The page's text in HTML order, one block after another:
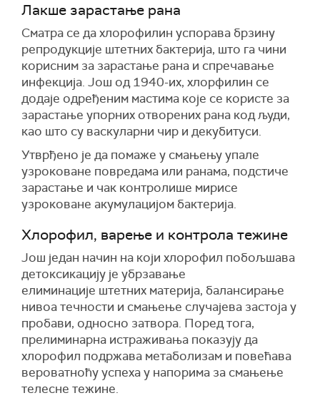
Лакше зарастање рана
Сматра се да хлорофилин успорава брзину
репродукције штетних бактерија, што га чини
корисним за зарастање рана и спречавање
инфекција. Још од 1940-их, хлорфилин се
додаје одређеним мастима које се користе за
зарастање упорних отворених рана код људи,
као што су васкуларни чир и декубитуси.
Утврђено је да помаже у смањењу упале
узроковане повредама или ранама, подстиче
зарастање и чак контролише мирисе
узроковане акумулацијом бактерија.
Хлорофил, варење и контрола тежине
Још један начин на који хлорофил побољшава
детоксикацију је убрзавање
елиминације штетних материја, балансирање
нивоа течности и смањење случајева застоја у
пробави, односно затвора. Поред тога,
прелиминарна истраживања показују да
хлорофил подржава метаболизам и повећава
вероватноћу успеха у напорима за смањење
телесне тежине.